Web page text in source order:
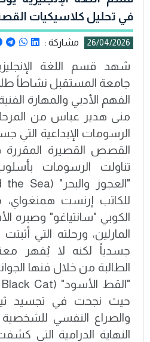
في تحليل كلاسيكيات
26/04/2026 مشاركة :
شهد قسم اللغة
جامعة المستقبل نشاطاً
الفهم الأدبي والمهارة
منى هدير عباس من
الرسومات الإبداعية التي
القصص القصيرة المقررة
تناولت الرسومات
للكاتب إرنست همنغواي،
الكوبي "سانتياغو" وصبره
المارلين، ورحلته التي
جسدياً لكنه لا يُقهر
الطالبة من خلال فنها
حيث نجحت في تجسيد
والصراع النفسي للشخصية
النهاية الدرامية التي